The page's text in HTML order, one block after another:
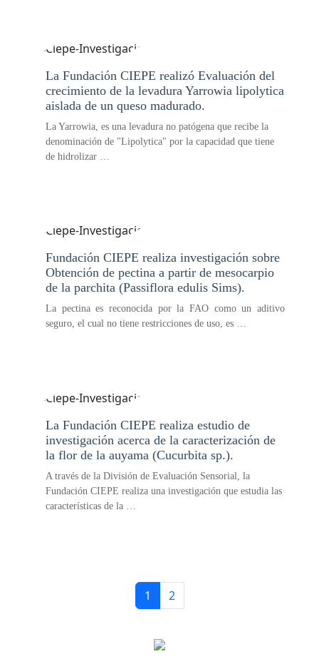
La Fundación CIEPE realizó Evaluación del
crecimiento de la levadura Yarrowia lipolytica
aislada de un queso madurado.
La Yarrowia, es una levadura no patógena que recibe la
denominación de "Lipolytica" por la capacidad que tiene
de hidrolizar …
Fundación CIEPE realiza investigación sobre
Obtención de pectina a partir de mesocarpio
de la parchita (Passiflora edulis Sims).
La pectina es reconocida por la FAO como un aditivo
seguro, el cual no tiene restricciones de uso, es …
La Fundación CIEPE realiza estudio de
investigación acerca de la caracterización de
la flor de la auyama (Cucurbita sp.).
A través de la División de Evaluación Sensorial, la
Fundación CIEPE realiza una investigación que estudia las
características de la …
1 2